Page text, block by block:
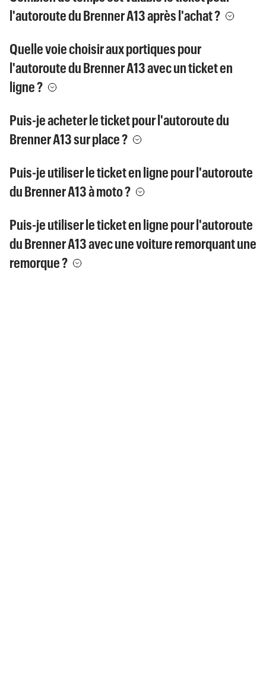
l'autoroute du Brenner A13 après l'achat ?
Quelle voie choisir aux portiques pour
l'autoroute du Brenner A13 avec un ticket en
ligne ?
Puis-je acheter le ticket pour l'autoroute du
Brenner A13 sur place ?
Puis-je utiliser le ticket en ligne pour l'autoroute
du Brenner A13 à moto ?
Puis-je utiliser le ticket en ligne pour l'autoroute
du Brenner A13 avec une voiture remorquant une
remorque ?